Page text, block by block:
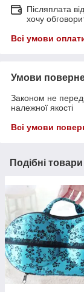
Післяплата
хочу
Всі умови
Умови
Законом не
належної якості
Всі умови
Подібні